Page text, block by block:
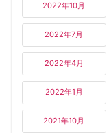
2022年10月
2022年7月
2022年4月
2022年1月
2021年10月